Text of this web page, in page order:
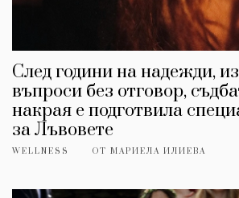
След години на надежди,
въпроси без отговор,
накрая е подготвила
за Лъвовете
WELLNESS ОТ МАРИЕЛА ИЛИЕВА